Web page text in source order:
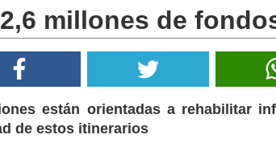
millones de
están orientadas a rehabilitar
de estos itinerarios